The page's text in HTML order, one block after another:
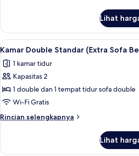
Kamar
Single
Basic
Lihat
Lihat
semua
foto
untuk
Kamar
Double
Standar
(Extra
Bed)
2
Kamar Double Standar (Extra Sofa
1 kamar tidur
Kapasitas 2
1 double dan 1 tempat tidur sofa double
Wi-Fi Gratis
Rincian selengkapnya
Rincian
Kamar
Lihat